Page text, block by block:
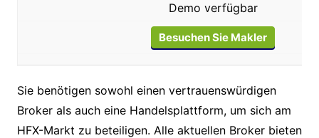
Demo verfügbar
Besuchen Sie Makler
Sie benötigen sowohl einen vertrauenswürdigen
Broker als auch eine Handelsplattform, um sich am
HFX-Markt zu beteiligen. Alle aktuellen Broker bieten